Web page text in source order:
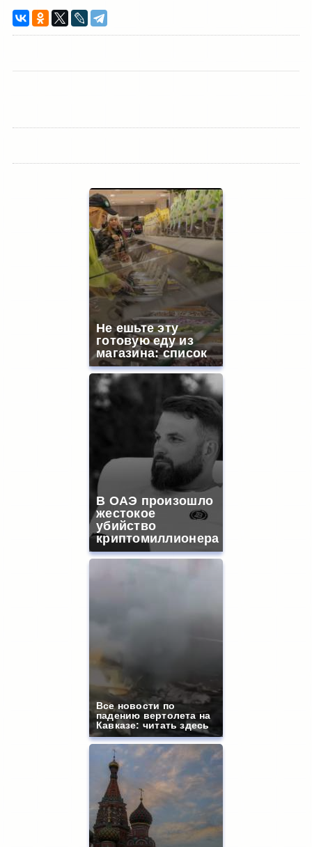
Не ешьте эту
готовую еду из
магазина: список
В ОАЭ произошло
жестокое
убийство
криптомиллионера
Все новости по
падению вертолета на
Кавказе: читать здесь